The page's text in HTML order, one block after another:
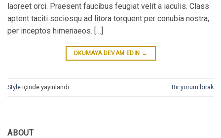
laoreet orci. Praesent faucibus feugiat velit a iaculis. Class
aptent taciti sociosqu ad litora torquent per conubia nostra,
per inceptos himenaeos. […]
OKUMAYA DEVAM EDIN →
Style içinde yayınlandı Bir yorum bırak
ABOUT